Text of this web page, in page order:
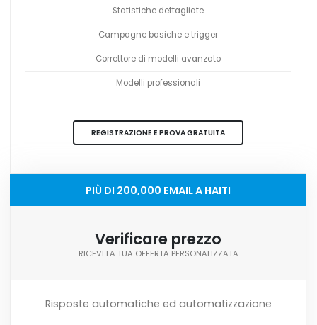
Statistiche dettagliate
Campagne basiche e trigger
Correttore di modelli avanzato
Modelli professionali
REGISTRAZIONE E PROVA GRATUITA
PIÙ DI 200,000 EMAIL A HAITI
Verificare prezzo
RICEVI LA TUA OFFERTA PERSONALIZZATA
Risposte automatiche ed automatizzazione